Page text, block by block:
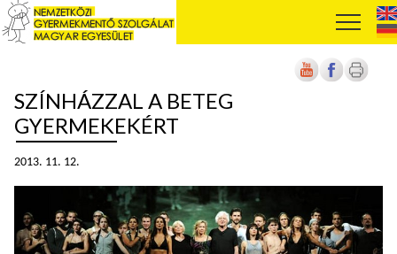
SZÍNHÁZZAL A BETEG
GYERMEKEKÉRT
2013. 11. 12.